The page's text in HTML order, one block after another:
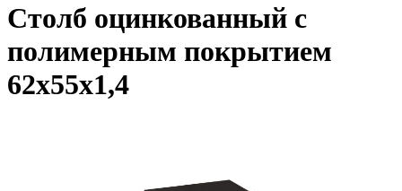
Столб оцинкованный с
полимерным покрытием
62x55x1,4